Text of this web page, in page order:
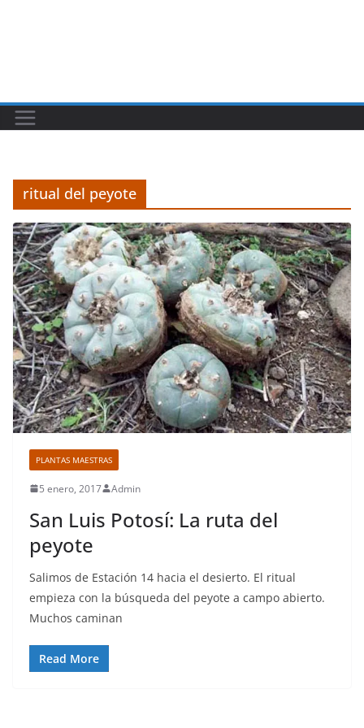
ritual del peyote
PLANTAS MAESTRAS
5 enero, 2017 Admin
San Luis Potosí: La ruta del
peyote
Salimos de Estación 14 hacia el desierto. El ritual
empieza con la búsqueda del peyote a campo abierto.
Muchos caminan
Read More